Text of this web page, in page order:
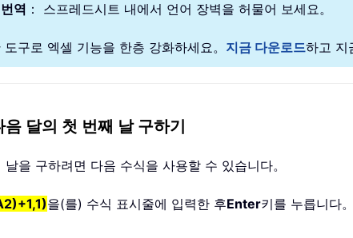
역 ： 스프레드시트 내에서 언어 장벽을 허물어 보세요。
구로 엑셀 기능을 한층 강화하세요。 지금 다운로드하고 지
달의 첫 번째 날 구하기
을 구하려면 다음 수식을 사용할 수 있습니다。
을(를) 수식 표시줄에 입력한 후Enter키를 누릅니다